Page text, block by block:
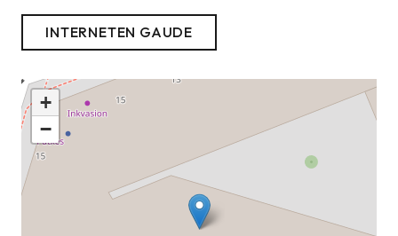
INTERNETEN GAUDE
+
−